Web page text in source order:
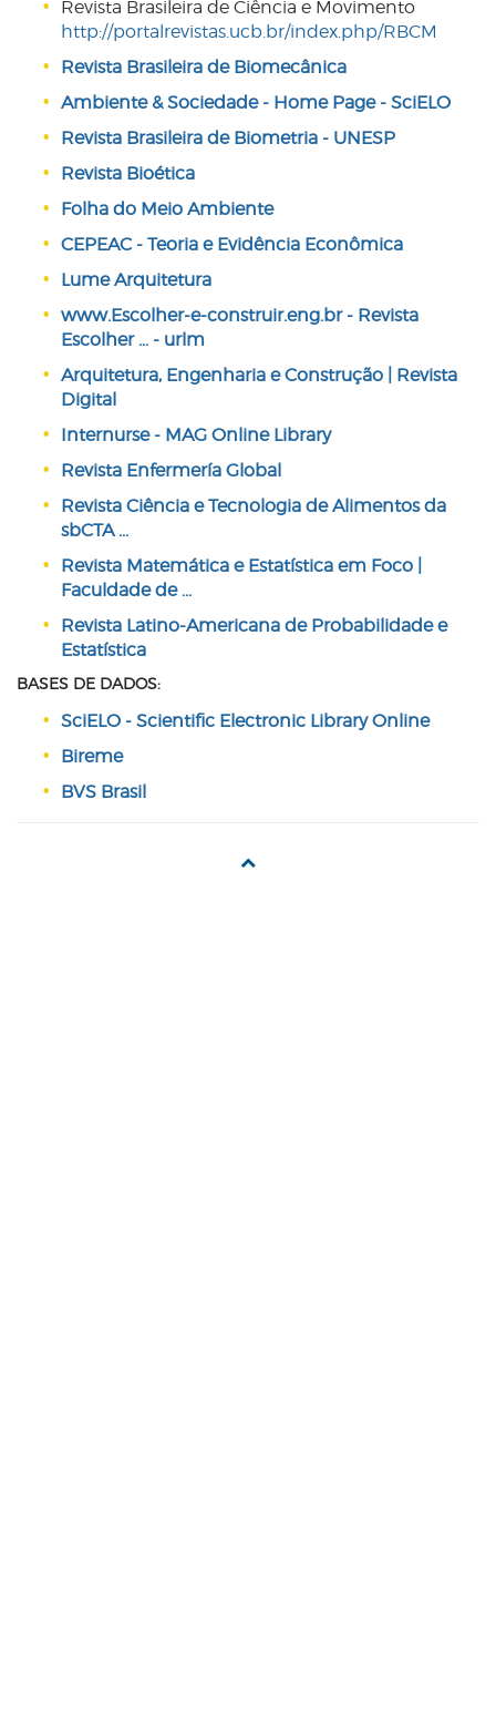
Revista Brasileira de Ciência e Movimento
http://portalrevistas.ucb.br/index.php/RBCM
Revista Brasileira de Biomecânica
Ambiente & Sociedade - Home Page - SciELO
Revista Brasileira de Biometria - UNESP
Revista Bioética
Folha do Meio Ambiente
CEPEAC - Teoria e Evidência Econômica
Lume Arquitetura
www.Escolher-e-construir.eng.br - Revista
Escolher ... - urlm
Arquitetura, Engenharia e Construção | Revista
Digital
Internurse - MAG Online Library
Revista Enfermería Global
Revista Ciência e Tecnologia de Alimentos da
sbCTA ...
Revista Matemática e Estatística em Foco |
Faculdade de ...
Revista Latino-Americana de Probabilidade e
Estatística
BASES DE DADOS:
SciELO - Scientific Electronic Library Online
Bireme
BVS Brasil